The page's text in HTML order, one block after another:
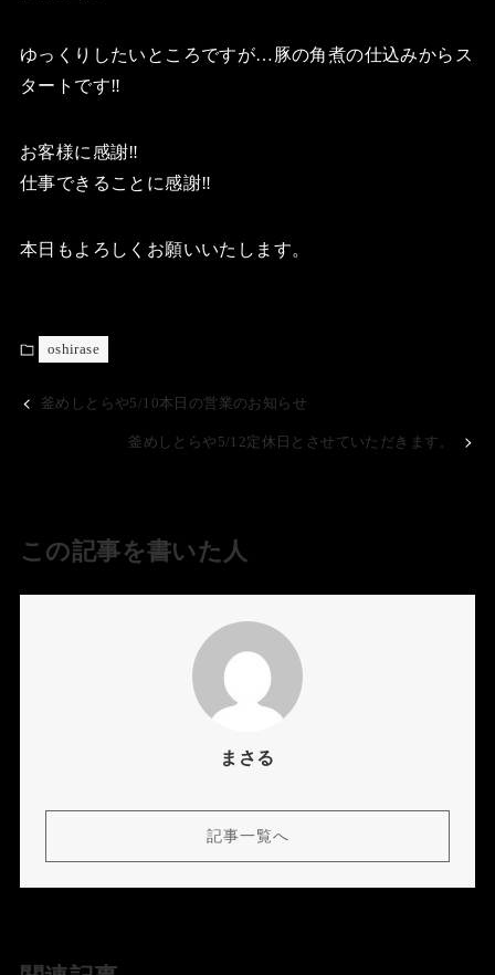
ゆっくりしたいところですが…豚の角煮の仕込みからス
タートです‼️
お客様に感謝‼️
仕事できることに感謝‼️
本日もよろしくお願いいたします。
oshirase
釜めしとらや5/10本日の営業のお知らせ
釜めしとらや5/12定休日とさせていただきます。
この記事を書いた人
まさる
記事一覧へ